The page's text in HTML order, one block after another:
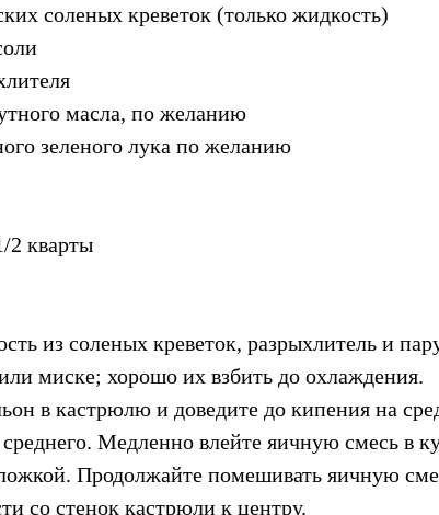
соленых креветок (только жидкость)
масла, по желанию
зеленого лука по желанию
2 кварты
из соленых креветок, разрыхлитель и
миске; хорошо их взбить до охлаждения.
в кастрюлю и доведите до кипения на
Медленно влейте яичную смесь в
Продолжайте помешивать яичную
со стенок кастрюли к центру.